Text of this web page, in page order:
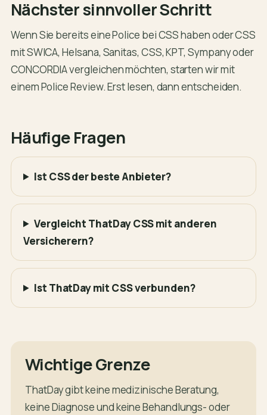
Nächster sinnvoller Schritt
Wenn Sie bereits eine Police bei CSS haben oder CSS
mit SWICA, Helsana, Sanitas, CSS, KPT, Sympany oder
CONCORDIA vergleichen möchten, starten wir mit
einem Police Review. Erst lesen, dann entscheiden.
Häufige Fragen
Ist CSS der beste Anbieter?
Vergleicht ThatDay CSS mit anderen
Versicherern?
Ist ThatDay mit CSS verbunden?
Wichtige Grenze
ThatDay gibt keine medizinische Beratung,
keine Diagnose und keine Behandlungs- oder